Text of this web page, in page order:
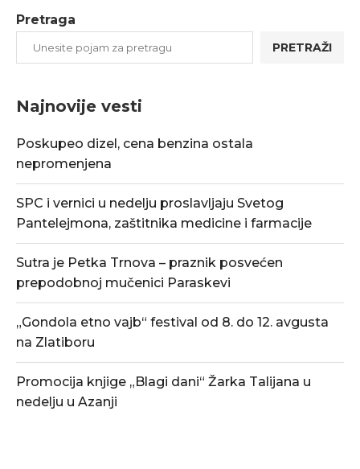
Pretraga
PRETRAŽI
Najnovije vesti
Poskupeo dizel, cena benzina ostala
nepromenjena
SPC i vernici u nedelju proslavljaju Svetog
Pantelejmona, zaštitnika medicine i farmacije
Sutra je Petka Trnova – praznik posvećen
prepodobnoj mučenici Paraskevi
„Gondola etno vajb“ festival od 8. do 12. avgusta
na Zlatiboru
Promocija knjige „Blagi dani“ Žarka Talijana u
nedelju u Azanji